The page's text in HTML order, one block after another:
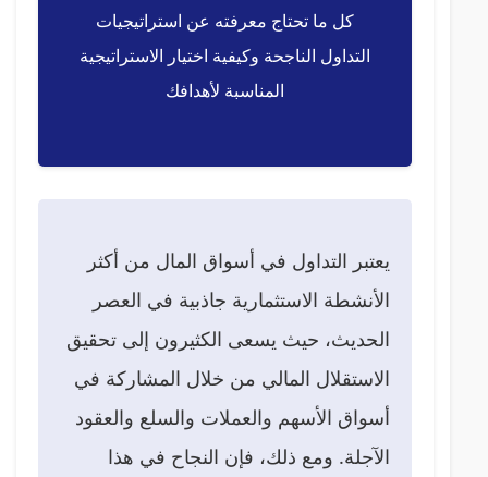
كل ما تحتاج معرفته عن استراتيجيات
التداول الناجحة وكيفية اختيار الاستراتيجية
المناسبة لأهدافك
يعتبر التداول في أسواق المال من أكثر
الأنشطة الاستثمارية جاذبية في العصر
الحديث، حيث يسعى الكثيرون إلى تحقيق
الاستقلال المالي من خلال المشاركة في
أسواق الأسهم والعملات والسلع والعقود
الآجلة. ومع ذلك، فإن النجاح في هذا